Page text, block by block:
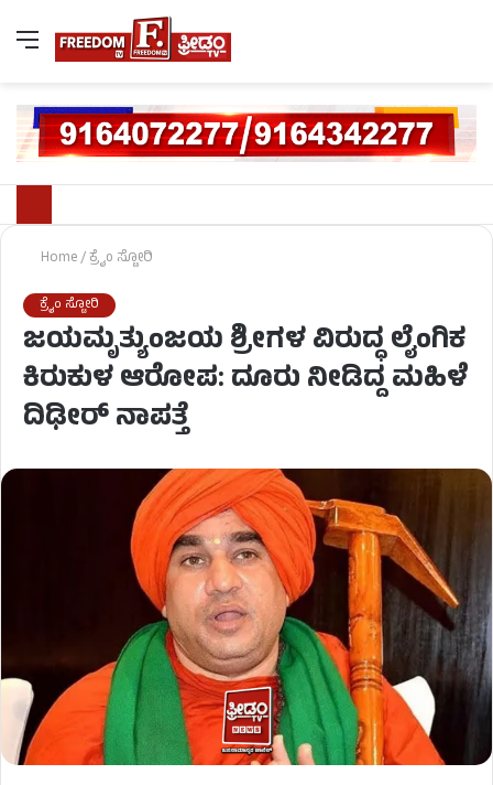
Home/ಕ್ರೈಂ ಸ್ಟೋರಿ
ಕ್ರೈಂ ಸ್ಟೋರಿ
ಜಯಮೃತ್ಯುಂಜಯ ಶ್ರೀಗಳ ವಿರುದ್ಧ ಲೈಂಗಿಕ
ಕಿರುಕುಳ ಆರೋಪ: ದೂರು ನೀಡಿದ್ದ ಮಹಿಳೆ
ದಿಢೀರ್ ನಾಪತ್ತೆ